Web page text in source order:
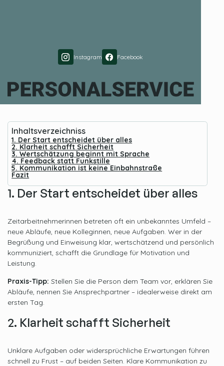
Instagram Facebook
1. Der Start entscheidet über alles
Zeitarbeitnehmerinnen betreten oft ein unbekanntes Umfeld –
neue Abläufe, neue Kolleginnen, neue Aufgaben. Wer in der
Begrüßung und Einweisung klar, wertschätzend und persönlich
kommuniziert, schafft die Grundlage für Motivation und
Leistung.
Praxis-Tipp: Stellen Sie die Person dem Team vor, erklären Sie
Abläufe, nennen Sie Ansprechpartner – idealerweise direkt am
ersten Tag.
2. Klarheit schafft Sicherheit
Unklare Aufgaben oder widersprüchliche Erwartungen führen
schnell zu Frust – auf beiden Seiten. Klare Kommunikation zu
Inhaltsverzeichniss
1. Der Start entscheidet über alles
2. Klarheit schafft Sicherheit
3. Wertschätzung beginnt mit Sprache
4. Feedback statt Funkstille
5. Kommunikation ist keine Einbahnstraße
Fazit